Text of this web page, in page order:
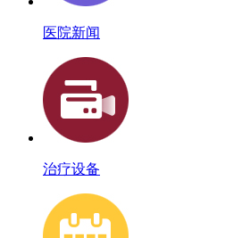
医院新闻
治疗设备